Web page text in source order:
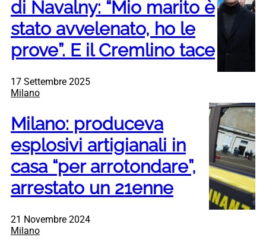
di Navalny: “Mio marito è
stato avvelenato, ho le
prove”. E il Cremlino tace
17 Settembre 2025
Milano
Milano: produceva
esplosivi artigianali in
casa “per arrotondare”,
arrestato un 21enne
21 Novembre 2024
Milano